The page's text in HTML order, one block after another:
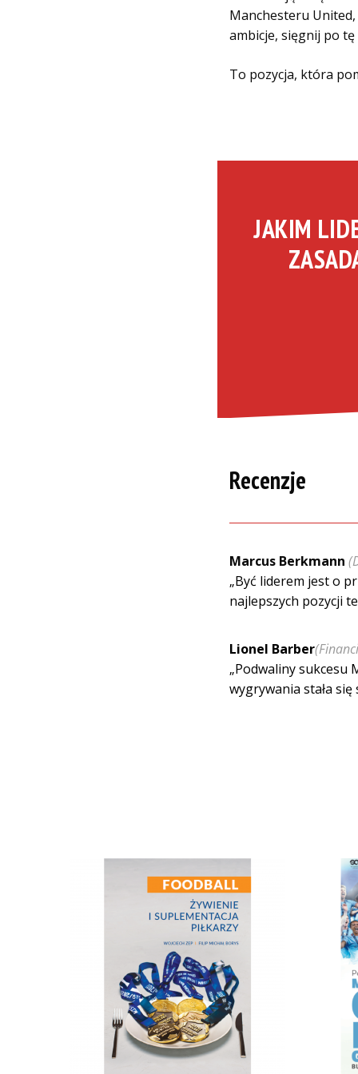
Manchesteru United,
ambicje, sięgnij po tę
To pozycja, która
JAKIM
Recenzje
Marcus Berkmann
„Być liderem jest o
najlepszych pozycji
Lionel Barber
„Podwaliny sukcesu
wygrywania stała